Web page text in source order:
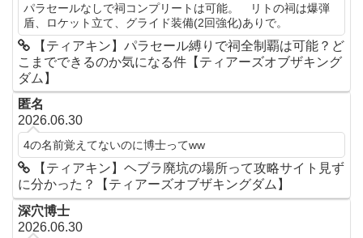
パラセールなしで祠コンプリートは可能。 リトの祠は爆弾
盾、ロケット立て、グライド装備(2回強化)ありで。
【ティアキン】パラセール縛りで祠全制覇は可能？ど
こまでできるのか気になる件【ティアーズオブザキング
ダム】
匿名
2026.06.30
4の名前覚えてないのに博士ってww
【ティアキン】ヘブラ廃坑の場所って攻略サイト見ず
に分かった？【ティアーズオブザキングダム】
深穴博士
2026.06.30